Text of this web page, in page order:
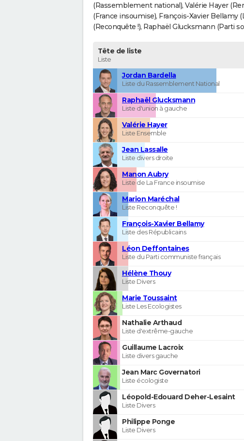
(Rassemblement national), Valérie Hayer
(France insoumise), François-Xavier Bellamy
(Reconquête !), Raphaël Glucksmann (Parti
Tête de liste
Liste
Jordan Bardella
Liste du Rassemblement National
Raphaël Glucksmann
Liste d'union à gauche
Valérie Hayer
Liste Ensemble
Jean Lassalle
Liste divers droite
Manon Aubry
Liste de La France insoumise
Marion Maréchal
Liste Reconquête !
François-Xavier Bellamy
Liste des Républicains
Léon Deffontaines
Liste du Parti communiste français
Hélène Thouy
Liste Divers
Marie Toussaint
Liste Les Ecologistes
Nathalie Arthaud
Liste d'extrême-gauche
Guillaume Lacroix
Liste divers gauche
Jean Marc Governatori
Liste écologiste
Léopold-Edouard Deher-Lesaint
Liste Divers
Philippe Ponge
Liste Divers